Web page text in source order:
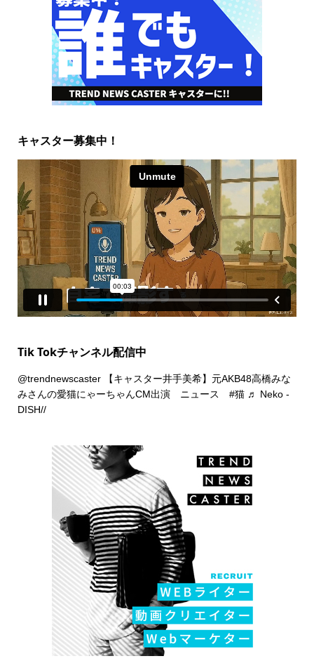
キャスター募集中！
Tik Tokチャンネル配信中
@trendnewscaster【キャスター井手美希】元AKB48高橋みな
みさんの愛猫にゃーちゃんCM出演 ニュース #猫 ♬ Neko -
DISH//